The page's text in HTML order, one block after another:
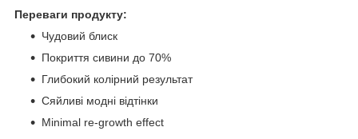
Переваги продукту:
Чудовий блиск
Покриття сивини до 70%
Глибокий колірний результат
Сяйливі модні відтінки
Minimal re-growth effect